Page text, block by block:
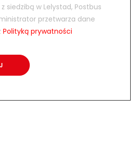
z siedzibą w Lelystad, Postbus
przetwarza dane
Polityką prywatności